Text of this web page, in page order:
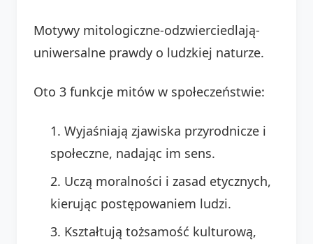
Motywy mitologiczne-odzwierciedlają-
uniwersalne prawdy o ludzkiej naturze.
Oto 3 funkcje mitów w społeczeństwie:
Wyjaśniają zjawiska przyrodnicze i
społeczne, nadając im sens.
Uczą moralności i zasad etycznych,
kierując postępowaniem ludzi.
Kształtują tożsamość kulturową,